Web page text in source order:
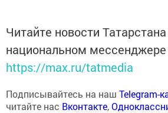
Читайте новости
национальном
https://max.ru/tatmedia
Подписывайтесь на наш Telegram-
читайте нас Вконтакте,